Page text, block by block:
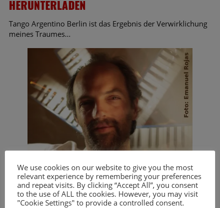
HERUNTERLADEN
Tango Argentino Berlin ist das Ergebnis der Verwirklichung
meines Traumes…
We use cookies on our website to give you the most
relevant experience by remembering your preferences
and repeat visits. By clicking “Accept All”, you consent
to the use of ALL the cookies. However, you may visit
"Cookie Settings" to provide a controlled consent.